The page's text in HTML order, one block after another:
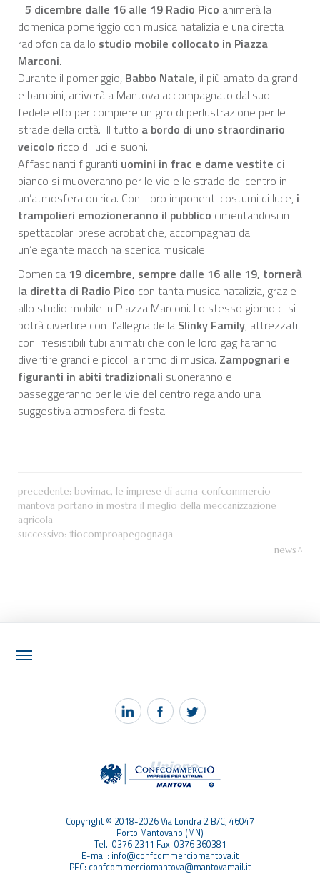
Il 5 dicembre dalle 16 alle 19 Radio Pico animerà la
domenica pomeriggio con musica natalizia e una diretta
radiofonica dallo studio mobile collocato in Piazza
Marconi.
Durante il pomeriggio, Babbo Natale, il più amato da grandi
e bambini, arriverà a Mantova accompagnato dal suo
fedele elfo per compiere un giro di perlustrazione per le
strade della città. Il tutto a bordo di uno straordinario
veicolo ricco di luci e suoni.
Affascinanti figuranti uomini in frac e dame vestite di
bianco si muoveranno per le vie e le strade del centro in
un’atmosfera onirica. Con i loro imponenti costumi di luce, i
trampolieri emozioneranno il pubblico cimentandosi in
spettacolari prese acrobatiche, accompagnati da
un’elegante macchina scenica musicale.
Domenica 19 dicembre, sempre dalle 16 alle 19, tornerà
la diretta di Radio Pico con tanta musica natalizia, grazie
allo studio mobile in Piazza Marconi. Lo stesso giorno ci si
potrà divertire con l’allegria della Slinky Family, attrezzati
con irresistibili tubi animati che con le loro gag faranno
divertire grandi e piccoli a ritmo di musica. Zampognari e
figuranti in abiti tradizionali suoneranno e
passeggeranno per le vie del centro regalando una
suggestiva atmosfera di festa.
precedente: bovimac, le imprese di acma-confcommercio
mantova portano in mostra il meglio della meccanizzazione
agricola
successivo: #iocomproapegognaga
news
NOTIZIE
PEC MANTOVA MAIL
Copyright © 2018-2026 Via Londra 2 B/C, 46047
Porto Mantovano (MN)
Tel.: 0376 2311 Fax: 0376 360381
E-mail: info@confcommerciomantova.it
PEC: confcommerciomantova@mantovamail.it